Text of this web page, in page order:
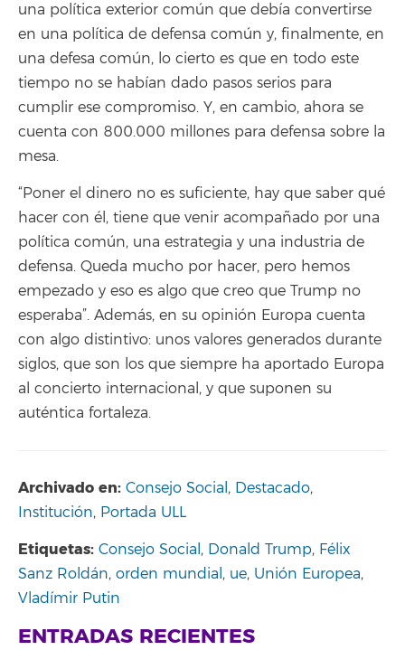
una política exterior común que debía convertirse
en una política de defensa común y, finalmente, en
una defesa común, lo cierto es que en todo este
tiempo no se habían dado pasos serios para
cumplir ese compromiso. Y, en cambio, ahora se
cuenta con 800.000 millones para defensa sobre la
mesa.
“Poner el dinero no es suficiente, hay que saber qué
hacer con él, tiene que venir acompañado por una
política común, una estrategia y una industria de
defensa. Queda mucho por hacer, pero hemos
empezado y eso es algo que creo que Trump no
esperaba”. Además, en su opinión Europa cuenta
con algo distintivo: unos valores generados durante
siglos, que son los que siempre ha aportado Europa
al concierto internacional, y que suponen su
auténtica fortaleza.
Archivado en: Consejo Social , Destacado,
Institución, Portada ULL
Etiquetas: Consejo Social, Donald Trump, Félix
Sanz Roldán, orden mundial, ue, Unión Europea,
Vladímir Putin
ENTRADAS RECIENTES